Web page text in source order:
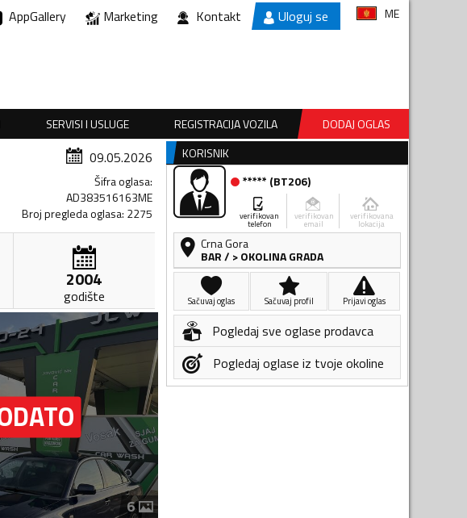
AppGallery Marketing Kontakt Uloguj se ME
SERVISI I USLUGE REGISTRACIJA VOZILA
DODAJ OGLAS
09.05.2026
Šifra oglasa:
AD383516163ME
Broj pregleda oglasa: 2275
2004
godište
6
KORISNIK
***** (BT206)
verifikovan
telefon
verifikovan
email
verifikovana
lokacija
Crna Gora
BAR/ > OKOLINA GRADA
Sačuvaj oglas Sačuvaj profil Prijavi oglas
Pogledaj sve oglase prodavca
Pogledaj oglase iz tvoje okoline